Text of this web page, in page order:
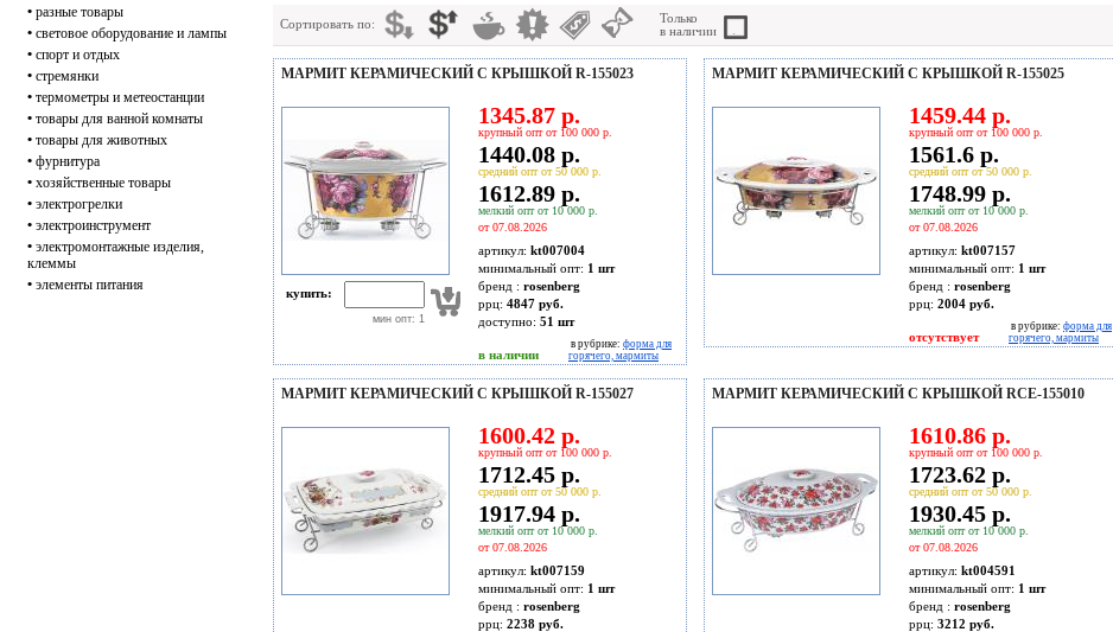
• разные товары
• световое оборудование и лампы
• спорт и отдых
• стремянки
• термометры и метеостанции
• товары для ванной комнаты
• товары для животных
• фурнитура
• хозяйственные товары
• электрогрелки
• электроинструмент
• электромонтажные изделия,
клеммы
• элементы питания
Сортировать по:
Только
в наличии
МАРМИТ КЕРАМИЧЕСКИЙ С КРЫШКОЙ R-155023
купить:
мин опт: 1
1345.87 р.
крупный опт от 100 000 р.
1440.08 р.
средний опт от 50 000 р.
1612.89 р.
мелкий опт от 10 000 р.
от 07.08.2026
артикул: kt007004
минимальный опт: 1 шт
бренд : rosenberg
ррц: 4847 руб.
доступно: 51 шт
в наличии
в рубрике: форма для
горячего, мармиты
МАРМИТ КЕРАМИЧЕСКИЙ С КРЫШКОЙ R-155025
1459.44 р.
крупный опт от 100 000 р.
1561.6 р.
средний опт от 50 000 р.
1748.99 р.
мелкий опт от 10 000 р.
от 07.08.2026
артикул: kt007157
минимальный опт: 1 шт
бренд : rosenberg
ррц: 2004 руб.
отсутствует
в рубрике: форма для
горячего, мармиты
МАРМИТ КЕРАМИЧЕСКИЙ С КРЫШКОЙ R-155027
1600.42 р.
крупный опт от 100 000 р.
1712.45 р.
средний опт от 50 000 р.
1917.94 р.
мелкий опт от 10 000 р.
от 07.08.2026
артикул: kt007159
минимальный опт: 1 шт
бренд : rosenberg
ррц: 2238 руб.
МАРМИТ КЕРАМИЧЕСКИЙ С КРЫШКОЙ RCE-155010
1610.86 р.
крупный опт от 100 000 р.
1723.62 р.
средний опт от 50 000 р.
1930.45 р.
мелкий опт от 10 000 р.
от 07.08.2026
артикул: kt004591
минимальный опт: 1 шт
бренд : rosenberg
ррц: 3212 руб.